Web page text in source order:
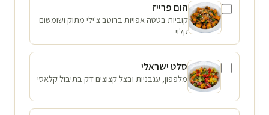
הום פרייז
קוביות בטטה אפויות ברוטב צ'ילי מתוק ושומשום
קלוי
סלט ישראלי
מלפפון, עגבניות ובצל קצוצים דק בתיבול קלאסי